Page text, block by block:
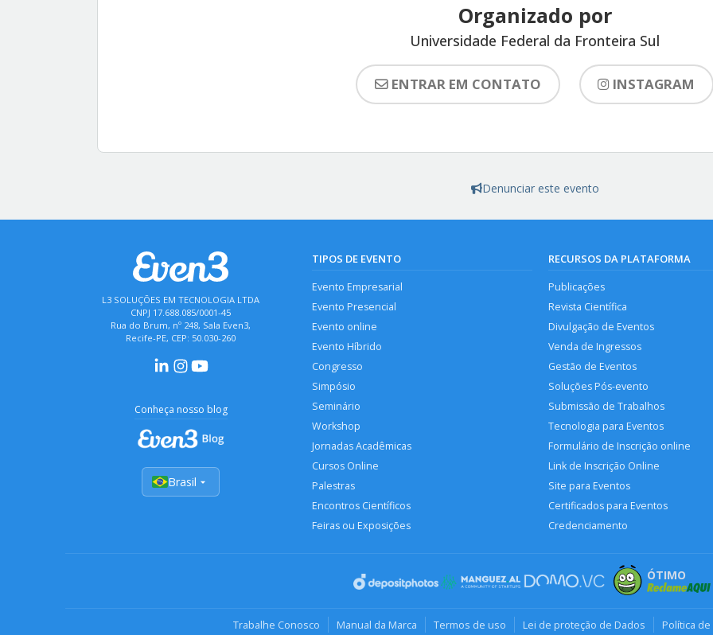
Organizado por
Universidade Federal da Fronteira Sul
ENTRAR EM CONTATO INSTAGRAM
Denunciar este evento
L3 SOLUÇÕES EM TECNOLOGIA LTDA
CNPJ 17.688.085/0001-45
Rua do Brum, nº 248, Sala Even3,
Recife-PE, CEP: 50.030-260
Conheça nosso blog
Brasil
TIPOS DE EVENTO
Evento Empresarial
Evento Presencial
Evento online
Evento Híbrido
Congresso
Simpósio
Seminário
Workshop
Jornadas Acadêmicas
Cursos Online
Palestras
Encontros Científicos
Feiras ou Exposições
RECURSOS DA PLATAFORMA
Publicações
Revista Científica
Divulgação de Eventos
Venda de Ingressos
Gestão de Eventos
Soluções Pós-evento
Submissão de Trabalhos
Tecnologia para Eventos
Formulário de Inscrição online
Link de Inscrição Online
Site para Eventos
Certificados para Eventos
Credenciamento
ÓTIMO
Trabalhe Conosco Manual da Marca Termos de uso Lei de proteção de Dados Política